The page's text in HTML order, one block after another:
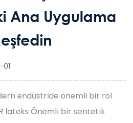
Ana Uygulama
endüstride önemli bir rol
lateks Önemli bir sentetik